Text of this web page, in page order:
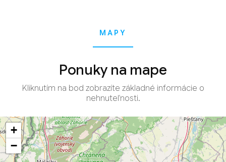
MAPY
Ponuky na mape
Kliknutím na bod zobrazíte základné informácie o
nehnuteľnosti.
+
−